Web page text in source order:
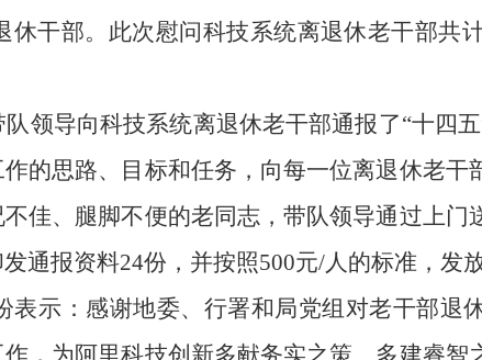
干部。此次慰问科技系统离退休老干部共
领导向科技系统离退休老干部通报了“十四
的思路、目标和任务，向每一位离退休老干
佳、腿脚不便的老同志，带队领导通过上门
通报资料24份，并按照500元/人的标准，发
示：感谢地委、行署和局党组对老干部退
，为阿里科技创新多献务实之策、多建睿智